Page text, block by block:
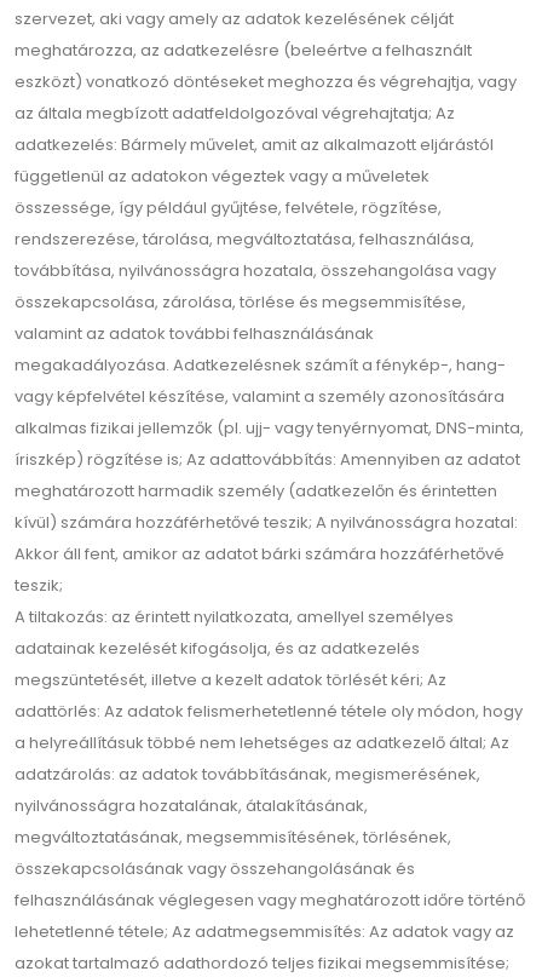
szervezet, aki vagy amely az adatok kezelésének célját
meghatározza, az adatkezelésre (beleértve a felhasznált
eszközt) vonatkozó döntéseket meghozza és végrehajtja, vagy
az általa megbízott adatfeldolgozóval végrehajtatja; Az
adatkezelés: Bármely művelet, amit az alkalmazott eljárástól
függetlenül az adatokon végeztek vagy a műveletek
összessége, így például gyűjtése, felvétele, rögzítése,
rendszerezése, tárolása, megváltoztatása, felhasználása,
továbbítása, nyilvánosságra hozatala, összehangolása vagy
összekapcsolása, zárolása, törlése és megsemmisítése,
valamint az adatok további felhasználásának
megakadályozása. Adatkezelésnek számít a fénykép-, hang-
vagy képfelvétel készítése, valamint a személy azonosítására
alkalmas fizikai jellemzők (pl. ujj- vagy tenyérnyomat, DNS-minta,
íriszkép) rögzítése is; Az adattovábbítás: Amennyiben az adatot
meghatározott harmadik személy (adatkezelőn és érintetten
kívül) számára hozzáférhetővé teszik; A nyilvánosságra hozatal:
Akkor áll fent, amikor az adatot bárki számára hozzáférhetővé
teszik;
A tiltakozás: az érintett nyilatkozata, amellyel személyes
adatainak kezelését kifogásolja, és az adatkezelés
megszüntetését, illetve a kezelt adatok törlését kéri; Az
adattörlés: Az adatok felismerhetetlenné tétele oly módon, hogy
a helyreállításuk többé nem lehetséges az adatkezelő által; Az
adatzárolás: az adatok továbbításának, megismerésének,
nyilvánosságra hozatalának, átalakításának,
megváltoztatásának, megsemmisítésének, törlésének,
összekapcsolásának vagy összehangolásának és
felhasználásának véglegesen vagy meghatározott időre történő
lehetetlenné tétele; Az adatmegsemmisítés: Az adatok vagy az
azokat tartalmazó adathordozó teljes fizikai megsemmisítése;